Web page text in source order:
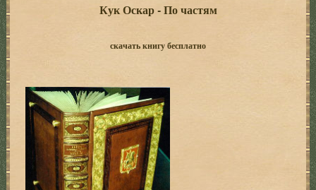
Кук Оскар - По частям
скачать книгу бесплатно